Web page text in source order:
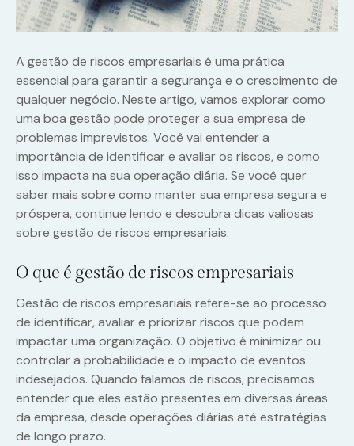
A gestão de riscos empresariais é uma prática
essencial para garantir a segurança e o crescimento de
qualquer negócio. Neste artigo, vamos explorar como
uma boa gestão pode proteger a sua empresa de
problemas imprevistos. Você vai entender a
importância de identificar e avaliar os riscos, e como
isso impacta na sua operação diária. Se você quer
saber mais sobre como manter sua empresa segura e
próspera, continue lendo e descubra dicas valiosas
sobre gestão de riscos empresariais.
O que é gestão de riscos empresariais
Gestão de riscos empresariais refere-se ao processo
de identificar, avaliar e priorizar riscos que podem
impactar uma organização. O objetivo é minimizar ou
controlar a probabilidade e o impacto de eventos
indesejados. Quando falamos de riscos, precisamos
entender que eles estão presentes em diversas áreas
da empresa, desde operações diárias até estratégias
de longo prazo.